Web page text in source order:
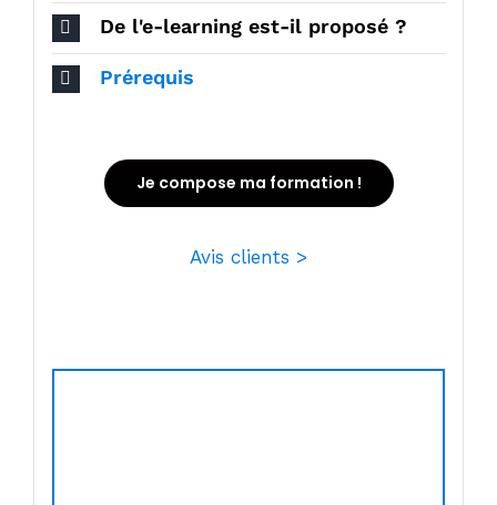
De l'e-learning est-il proposé ?
Prérequis
Je compose ma formation !
Avis clients >